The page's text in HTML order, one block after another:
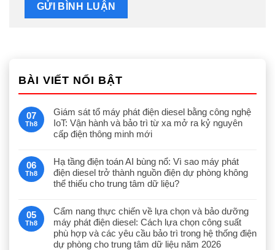
BÀI VIẾT NỔI BẬT
07
Th8
Giám sát tổ máy phát điện diesel bằng công nghệ
IoT: Vận hành và bảo trì từ xa mở ra kỷ nguyên
cấp điện thông minh mới
06
Th8
Hạ tầng điện toán AI bùng nổ: Vì sao máy phát
điện diesel trở thành nguồn điện dự phòng không
thể thiếu cho trung tâm dữ liệu?
05
Th8
Cẩm nang thực chiến về lựa chọn và bảo dưỡng
máy phát điện diesel: Cách lựa chọn công suất
phù hợp và các yêu cầu bảo trì trong hệ thống điện
dự phòng cho trung tâm dữ liệu năm 2026